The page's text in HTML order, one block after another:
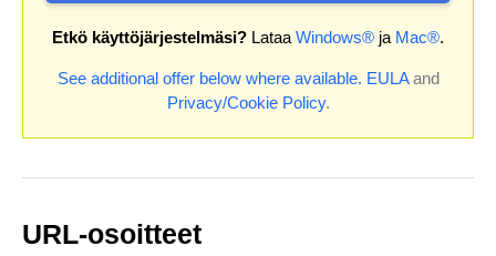
Etkö käyttöjärjestelmäsi? Lataa Windows® ja Mac®.
See additional offer below where available. EULAand
Privacy/Cookie Policy.
URL-osoitteet